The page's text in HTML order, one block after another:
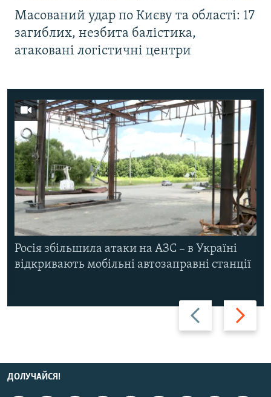
Масований удар по Києву та області: 17
загиблих, незбита балістика,
атаковані логістичні центри
Назад Вперед
Росія збільшила атаки на АЗС – в Україні
відкривають мобільні автозаправні станції
ДОЛУЧАЙСЯ!